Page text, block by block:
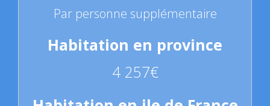
Par personne supplémentaire
4 257€